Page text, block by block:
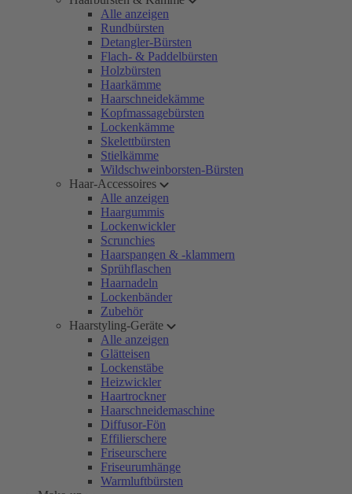
Alle anzeigen
Rundbürsten
Detangler-Bürsten
Flach- & Paddelbürsten
Holzbürsten
Haarkämme
Haarschneidekämme
Kopfmassagebürsten
Lockenkämme
Skelettbürsten
Stielkämme
Wildschweinborsten-Bürsten
Haar-Accessoires
Alle anzeigen
Haargummis
Lockenwickler
Scrunchies
Haarspangen & -klammern
Sprühflaschen
Haarnadeln
Lockenbänder
Zubehör
Haarstyling-Geräte
Alle anzeigen
Glätteisen
Lockenstäbe
Heizwickler
Haartrockner
Haarschneidemaschine
Diffusor-Fön
Effilierschere
Friseurschere
Friseurumhänge
Warmluftbürsten